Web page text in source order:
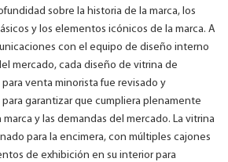
sobre la historia de la marca, los
y los elementos icónicos de la marca. A
con el equipo de diseño interno
mercado, cada diseño de vitrina de
venta minorista fue revisado y
garantizar que cumpliera plenamente
y las demandas del mercado. La vitrina
para la encimera, con múltiples cajones
de exhibición en su interior para